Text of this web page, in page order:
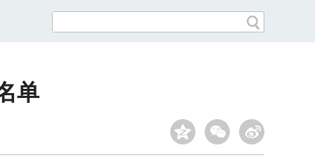
单